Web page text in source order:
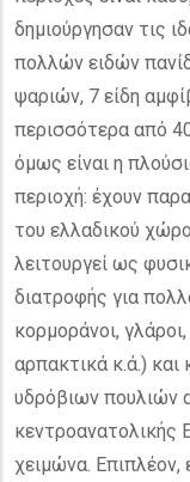
δημιούργησαν τις
πολλών ειδών
ψαριών, 7 είδη
περισσότερα από
όμως είναι η
περιοχή: έχουν
του ελλαδικού
λειτουργεί ως
διατροφής για
κορμοράνοι,
αρπακτικά κ.ά.) και
υδρόβιων πουλιών
κεντροανατολικής
χειμώνα.